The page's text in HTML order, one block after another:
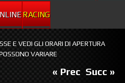
RACING
E VEDI GLI ORARI DI APERTURA
VARIARE
« Prec Succ »